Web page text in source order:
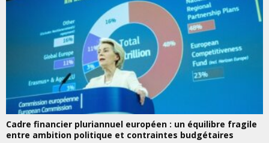
Cadre financier pluriannuel européen : un équilibre fragile
entre ambition politique et contraintes budgétaires